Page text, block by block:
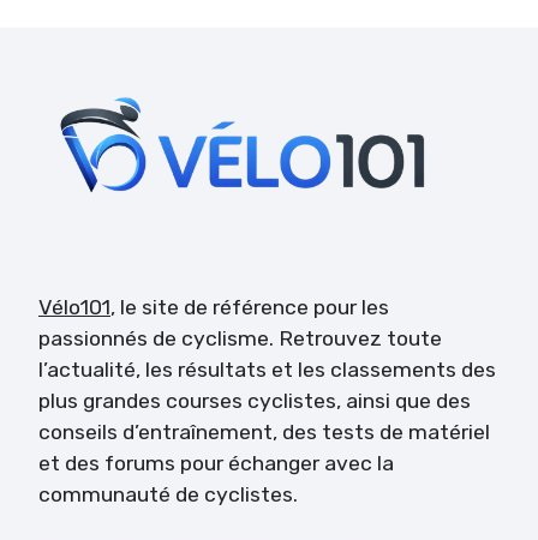
Vélo101, le site de référence pour les
passionnés de cyclisme. Retrouvez toute
l’actualité, les résultats et les classements des
plus grandes courses cyclistes, ainsi que des
conseils d’entraînement, des tests de matériel
et des forums pour échanger avec la
communauté de cyclistes.